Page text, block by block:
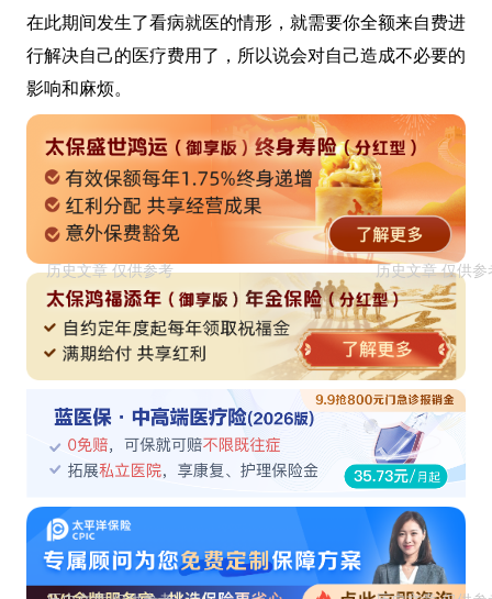
在此期间发生了看病就医的情形，就需要你全额来自费进
行解决自己的医疗费用了，所以说会对自己造成不必要的
影响和麻烦。